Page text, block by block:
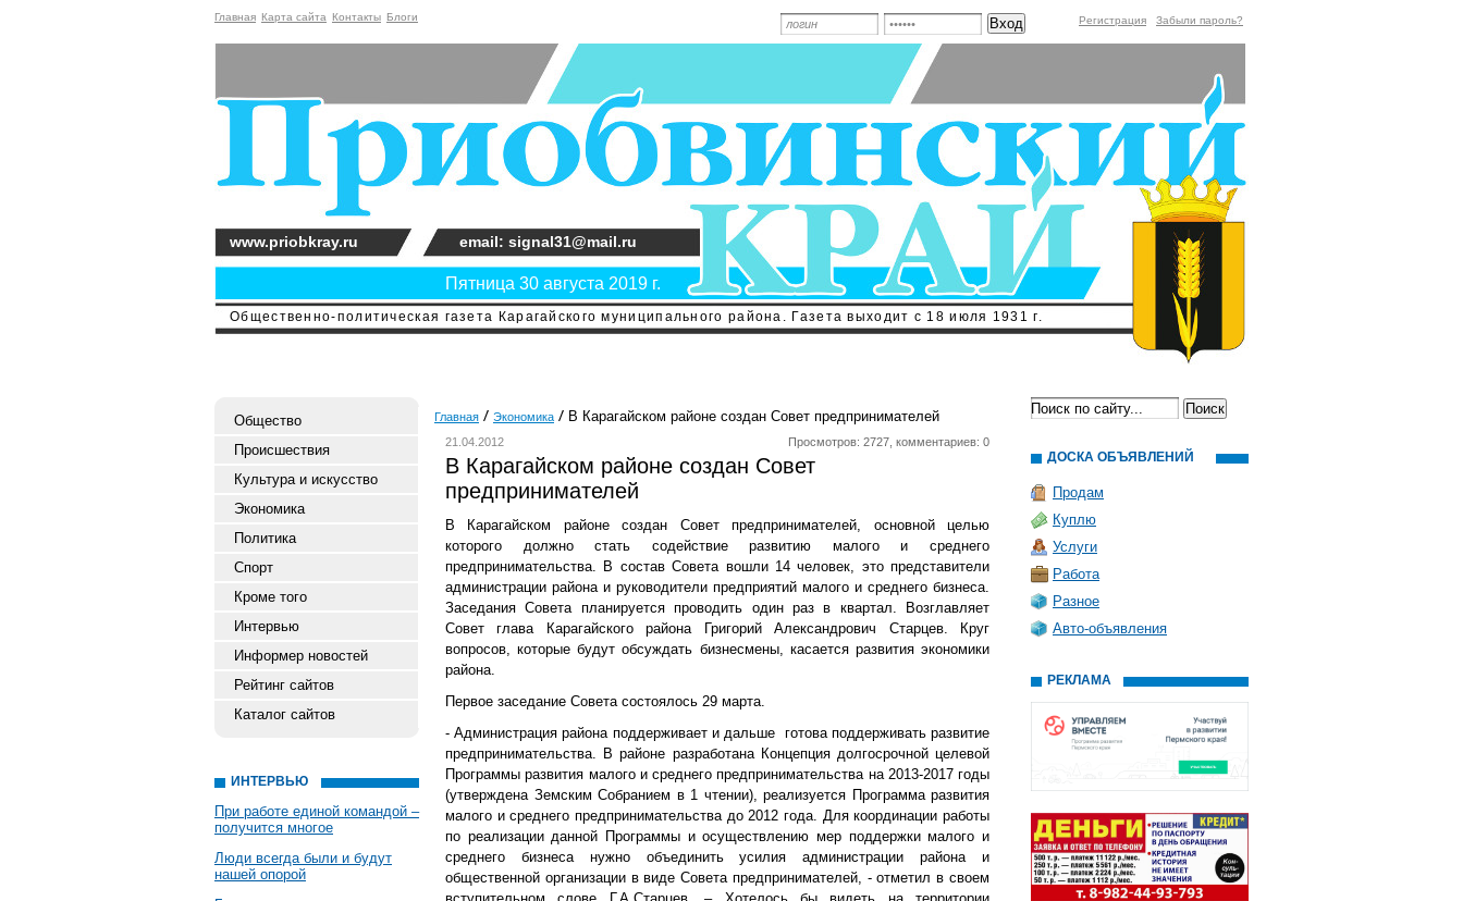
Главная Карта сайта Контакты Блоги Регистрация Забыли пароль?
Общественно-политическая газета Карагайского муниципального района. Газета выходит с 18 июля 1931 г.
Пятница 30 августа 2019 г.
www.priobkray.ru email: signal31@mail.ru
Общество
Происшествия
Культура и искусство
Экономика
Политика
Спорт
Кроме того
Интервью
Информер новостей
Рейтинг сайтов
Каталог сайтов
ИНТЕРВЬЮ
При работе единой командой –
получится многое
Люди всегда были и будут
нашей опорой
Главная Экономика В Карагайском районе создан Совет предпринимателей
21.04.2012 Просмотров: 2727, комментариев: 0
В Карагайском районе создан Совет
предпринимателей
В Карагайском районе создан Совет предпринимателей, основной целью
которого должно стать содействие развитию малого и среднего
предпринимательства. В состав Совета вошли 14 человек, это представители
администрации района и руководители предприятий малого и среднего бизнеса.
Заседания Совета планируется проводить один раз в квартал. Возглавляет
Совет глава Карагайского района Григорий Александрович Старцев. Круг
вопросов, которые будут обсуждать бизнесмены, касается развития экономики
района.
Первое заседание Совета состоялось 29 марта.
- Администрация района поддерживает и дальше готова поддерживать развитие
предпринимательства. В районе разработана Концепция долгосрочной целевой
Программы развития малого и среднего предпринимательства на 2013-2017 годы
(утверждена Земским Собранием в 1 чтении), реализуется Программа развития
малого и среднего предпринимательства до 2012 года. Для координации работы
по реализации данной Программы и осуществлению мер поддержки малого и
среднего бизнеса нужно объединить усилия администрации района и
общественной организации в виде Совета предпринимателей, - отметил в своем
ДОСКА ОБЪЯВЛЕНИЙ
Продам
Куплю
Услуги
Работа
Разное
Авто-объявления
РЕКЛАМА